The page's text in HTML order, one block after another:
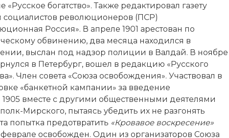
«Русское богатство». Также редактировал газету
социалистов революционеров (ПСР)
Россия». В апреле 1901 арестован по
обвинению, два месяца находился в
выслан под надзор полиции в Валдай. В ноябре
в Петербург, вошел в редакцию «Русского
Член совета «Союза освобождения». Участвовал в
«банкетной кампании» за введение
1905 вместе с другими общественными деятелями
Мирского, пытаясь убедить их не разгонять
попытка предотвратить «Кровавое воскресение»
феврале освобожден. Один из организаторов Союза